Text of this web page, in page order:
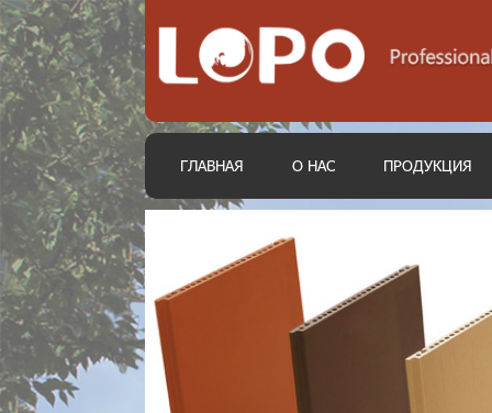
ГЛАВНАЯ О НАС ПРОДУКЦИЯ